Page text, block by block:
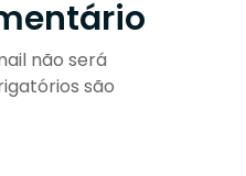
não será
são